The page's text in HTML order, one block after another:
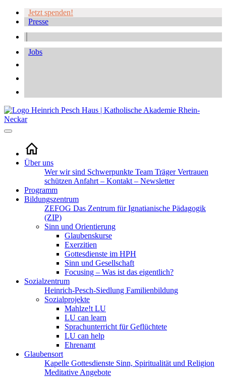
Jetzt spenden!
Presse
Jobs
Über uns
Wer wir sind Schwerpunkte Team TrägerVertrauen
schützen Anfahrt – Kontakt – Newsletter
Programm
Bildungszentrum
ZEFOG Das Zentrum für Ignatianische Pädagogik
(ZIP)
Sinn und Orientierung
Glaubenskurse
Exerzitien
Gottesdienste im HPH
Sinn und Gesellschaft
Focusing – Was ist das eigentlich?
Sozialzentrum
Heinrich-Pesch-Siedlung Familienbildung
Sozialprojekte
Mahlze!t LU
LU can learn
Sprachunterricht für Geflüchtete
LU can help
Ehrenamt
Glaubensort
Kapelle Gottesdienste Sinn, Spiritualität und Religion
Meditative Angebote